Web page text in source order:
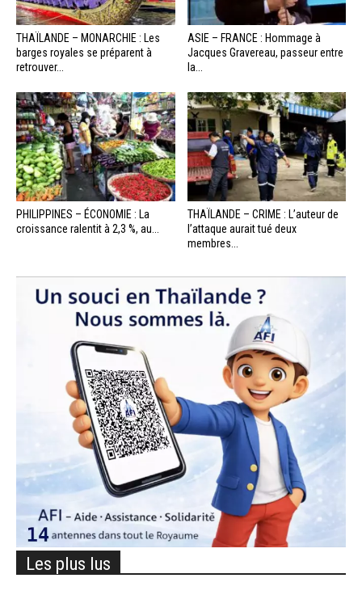
THAÏLANDE – MONARCHIE : Les
barges royales se préparent à
retrouver...
ASIE – FRANCE : Hommage à
Jacques Gravereau, passeur entre
la...
PHILIPPINES – ÉCONOMIE : La
croissance ralentit à 2,3 %, au...
THAÏLANDE – CRIME : L’auteur de
l’attaque aurait tué deux
membres...
Les plus lus